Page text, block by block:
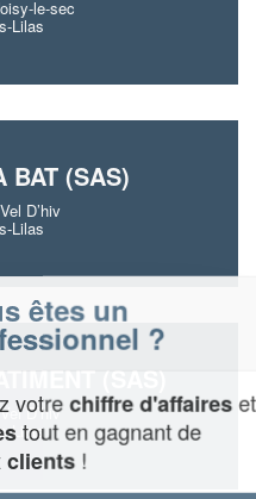
le-sec
Lilas
BAT (SAS)
D’hiv
Lilas
(SAS)
D’hiv
Lilas
un
?
chiffre d'affaireset
en gagnant de
!